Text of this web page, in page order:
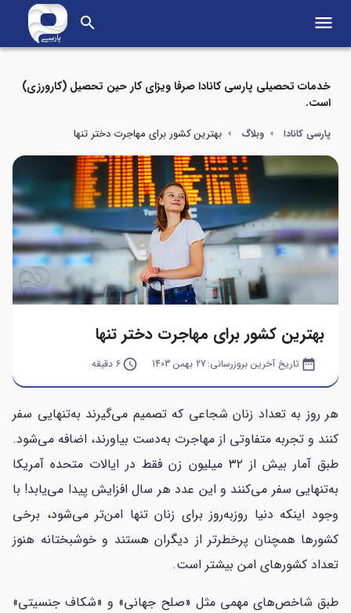
search menu
خدمات تحصیلی پارسی کانادا صرفا ویزای کار حین تحصیل (کارورزی)
است.
پارسی کانادا وبلاگ بهترین کشور برای مهاجرت دختر تنها
بهترین کشور برای مهاجرت دختر تنها
date_range تاریخ آخرین بروزرسانی: 27 بهمن 1403 query_builder6 دقیقه
هر روز به تعداد زنان شجاعی که تصمیم می‌گیرند به‌تنهایی سفر
کنند و تجربه متفاوتی از مهاجرت به‌دست بیاورند، اضافه می‌شود.
طبق آمار بیش از ۳۲ میلیون زن فقط در ایالات متحده آمریکا
به‌تنهایی سفر می‌کنند و این عدد هر سال افزایش پیدا می‌یابد! با
وجود اینکه دنیا روزبه‌روز برای زنان تنها امن‌تر می‌شود، برخی
کشورها همچنان پرخطرتر از دیگران هستند و خوشبختانه هنوز
تعداد کشورهای امن بیشتر است.
طبق شاخص‌های مهمی مثل «صلح جهانی» و «شکاف جنسیتی»